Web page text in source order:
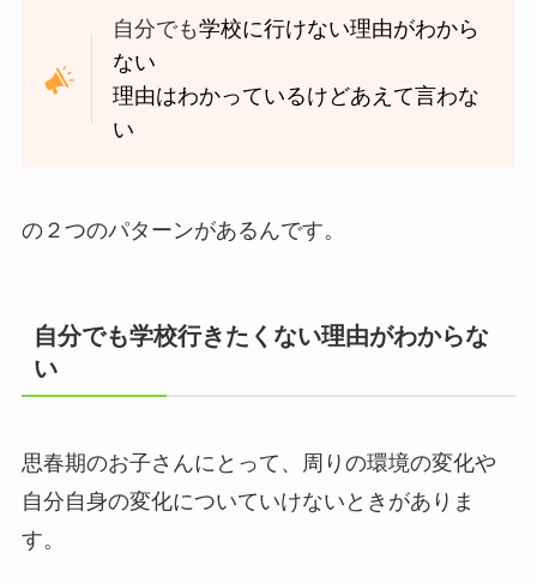
自分でも学校に行けない理由がわから
ない
理由はわかっているけどあえて言わな
い
の２つのパターンがあるんです。
自分でも学校行きたくない理由がわからな
い
思春期のお子さんにとって、周りの環境の変化や
自分自身の変化についていけないときがありま
す。